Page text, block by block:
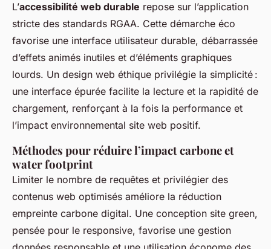
L’accessibilité web durable repose sur l’application
stricte des standards RGAA. Cette démarche éco
favorise une interface utilisateur durable, débarrassée
d’effets animés inutiles et d’éléments graphiques
lourds. Un design web éthique privilégie la simplicité :
une interface épurée facilite la lecture et la rapidité de
chargement, renforçant à la fois la performance et
l’impact environnemental site web positif.
Méthodes pour réduire l’impact carbone et
water footprint
Limiter le nombre de requêtes et privilégier des
contenus web optimisés améliore la réduction
empreinte carbone digital. Une conception site green,
pensée pour le responsive, favorise une gestion